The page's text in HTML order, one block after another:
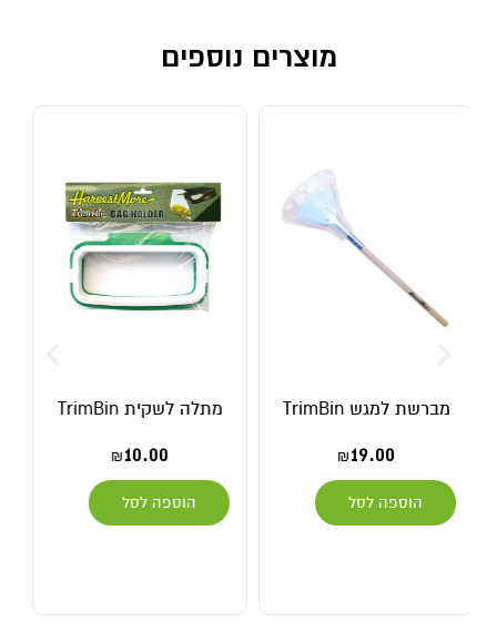
מוצרים נוספים
מתלה לשקית TrimBin
10.00
הוספה לסל
מספרים סאבוטאן להב
JAPAN
109.00